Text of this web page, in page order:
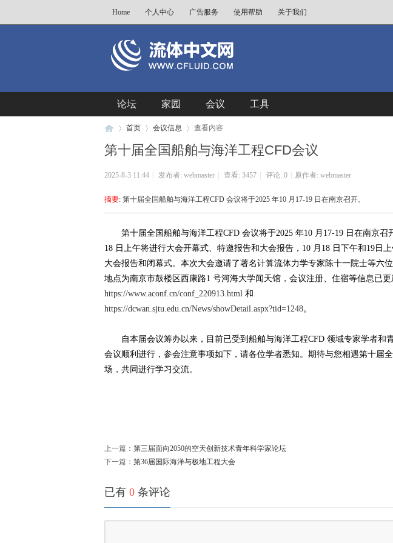
Home 个人中心 广告服务 使用帮助 关于我们
论坛 家园 会议 工具
流 ›
首页
›
会议信息 查看内容
第十届全国船舶与海洋工程CFD会议
2025-8-3 11:44 发布者: webmaster 查看: 3457 评论: 0 原作者: webmaster
摘要: 第十届全国船舶与海洋工程CFD 会议将于2025 年10 月17-19 日在南京召开。
第十届全国船舶与海洋工程CFD 会议将于2025 年10 月17-19 日在南京召
18 日上午将进行大会开幕式、特邀报告和大会报告，10 月18 日下午和19日
大会报告和闭幕式。本次大会邀请了著名计算流体力学专家陈十一院士等六
地点为南京市鼓楼区西康路1 号河海大学闻天馆，会议注册、住宿等信息已
https://www.aconf.cn/conf_220913.html 和
https://dcwan.sjtu.edu.cn/News/showDetail.aspx?tid=1248。
自本届会议筹办以来，目前已受到船舶与海洋工程CFD 领域专家学者和
会议顺利进行，参会注意事项如下，请各位学者悉知。期待与您相遇第十届
场，共同进行学习交流。
上一篇： 第三届面向2050的空天创新技术青年科学家论坛
下一篇： 第36届国际海洋与极地工程大会
已有 0 条评论
2026新年快乐 加州
有望改变芯片设计规则的“蹦床”